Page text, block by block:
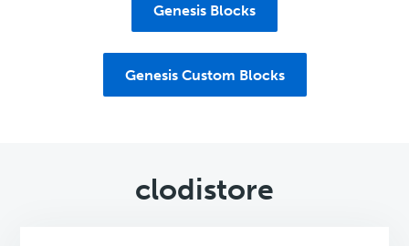
Genesis Blocks
Genesis Custom Blocks
clodistore